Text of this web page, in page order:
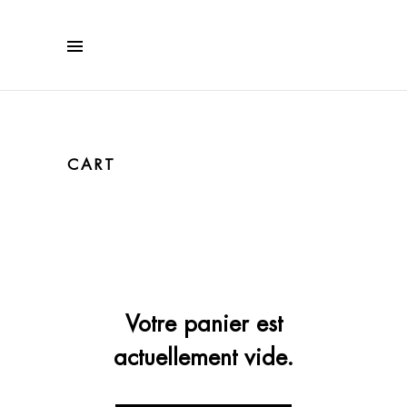
CART
Votre panier est
actuellement vide.